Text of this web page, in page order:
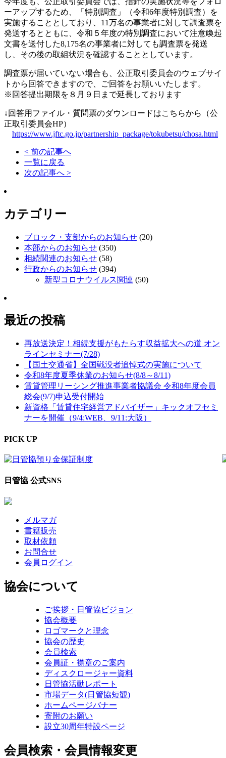
ーアップするため、「特別調査」（令和6年度特別調査）を
実施することとしており、 11万名の事業者に対して調査票を
発送するとともに、令和５年度の特別調査において注意喚起
文書を送付した8,175名の事業者に対しても調査票を発送
し、 その後の取組状況を確認することとしています。
調査票が届いていない場合も、公正取引委員会のウェブサイ
トから回答できますので、ご回答をお願いいたします。
※回答提出期限を８月９日まで延長しております
↓回答用ファイル・質問票のダウンロードはこちらから（公
正取引委員会HP）
https://www.jftc.go.jp/partnership_package/tokubetsu/chosa.html
< 前の記事へ
一覧に戻る
次の記事へ >
カテゴリー
ブロック・支部からのお知らせ (20)
本部からのお知らせ (350)
相続関連のお知らせ (58)
行政からのお知らせ (394)
新型コロナウイルス関連 (50)
最近の投稿
再放送決定！相続支援がもたらす収益拡大への道 オン
ラインセミナー(7/28)
【国土交通省】全国戦没者追悼式の実施について
令和8年度夏季休業のお知らせ(8/8～8/11)
賃貸管理リーシング推進事業者協議会 令和8年度会員
総会(9/7)申込受付開始
新資格「賃貸住宅経営アドバイザー」キックオフセミ
ナーを開催（9/4:WEB、9/11:大阪）
PICK UP
日管協 公式SNS
メルマガ
書籍販売
取材依頼
お問合せ
会員ログイン
協会について
ご挨拶・日管協ビジョン
協会概要
ロゴマークと理念
協会の歴史
会員検索
会員証・襟章のご案内
ディスクロージャー資料
日管協活動レポート
市場データ(日管協短観)
ホームページバナー
寄附のお願い
設立30周年特設ページ
会員検索・会員情報変更